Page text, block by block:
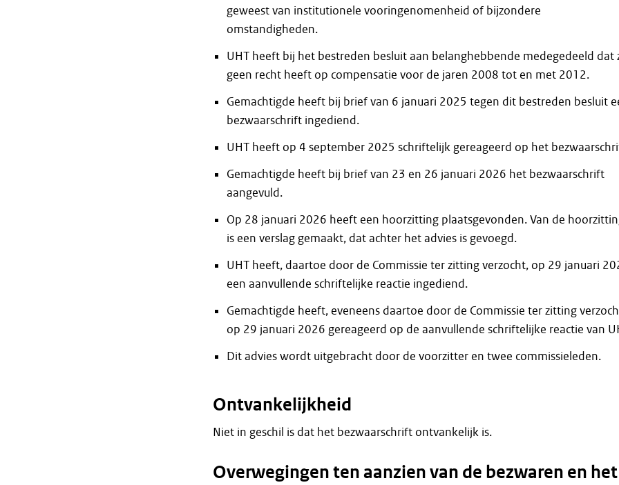
geweest van institutionele vooringenomenheid of bijzondere
omstandigheden.
UHT heeft bij het bestreden besluit aan belanghebbende medegedeeld dat
geen recht heeft op compensatie voor de jaren 2008 tot en met 2012.
Gemachtigde heeft bij brief van 6 januari 2025 tegen dit bestreden besluit
bezwaarschrift ingediend.
UHT heeft op 4 september 2025 schriftelijk gereageerd op het
Gemachtigde heeft bij brief van 23 en 26 januari 2026 het bezwaarschrift
aangevuld.
Op 28 januari 2026 heeft een hoorzitting plaatsgevonden. Van de
is een verslag gemaakt, dat achter het advies is gevoegd.
UHT heeft, daartoe door de Commissie ter zitting verzocht, op 29 januari
een aanvullende schriftelijke reactie ingediend.
Gemachtigde heeft, eveneens daartoe door de Commissie ter zitting
op 29 januari 2026 gereageerd op de aanvullende schriftelijke reactie van
Dit advies wordt uitgebracht door de voorzitter en twee commissieleden.
Ontvankelijkheid
Niet in geschil is dat het bezwaarschrift ontvankelijk is.
Overwegingen ten aanzien van de bezwaren en het